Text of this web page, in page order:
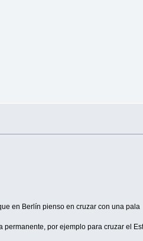
en Berlín pienso en cruzar con una pala
por ejemplo para cruzar el